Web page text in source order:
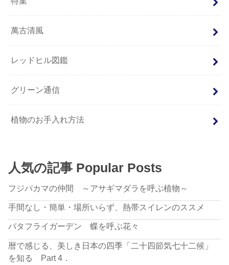
萬古清風
レッドヒル図鑑
グリーン通信
植物のお手入れ方法
人気の記事 Popular Posts
フジバカマの仲間 ～アサギマダラを呼ぶ植物～
手間なし・簡単・場所いらず、熱帯スイレンのススメ
バタフライガーデン 蝶を呼ぶ花々
暦で感じる、美しき日本の四季「二十四節気七十二候」
を知る Part 4．